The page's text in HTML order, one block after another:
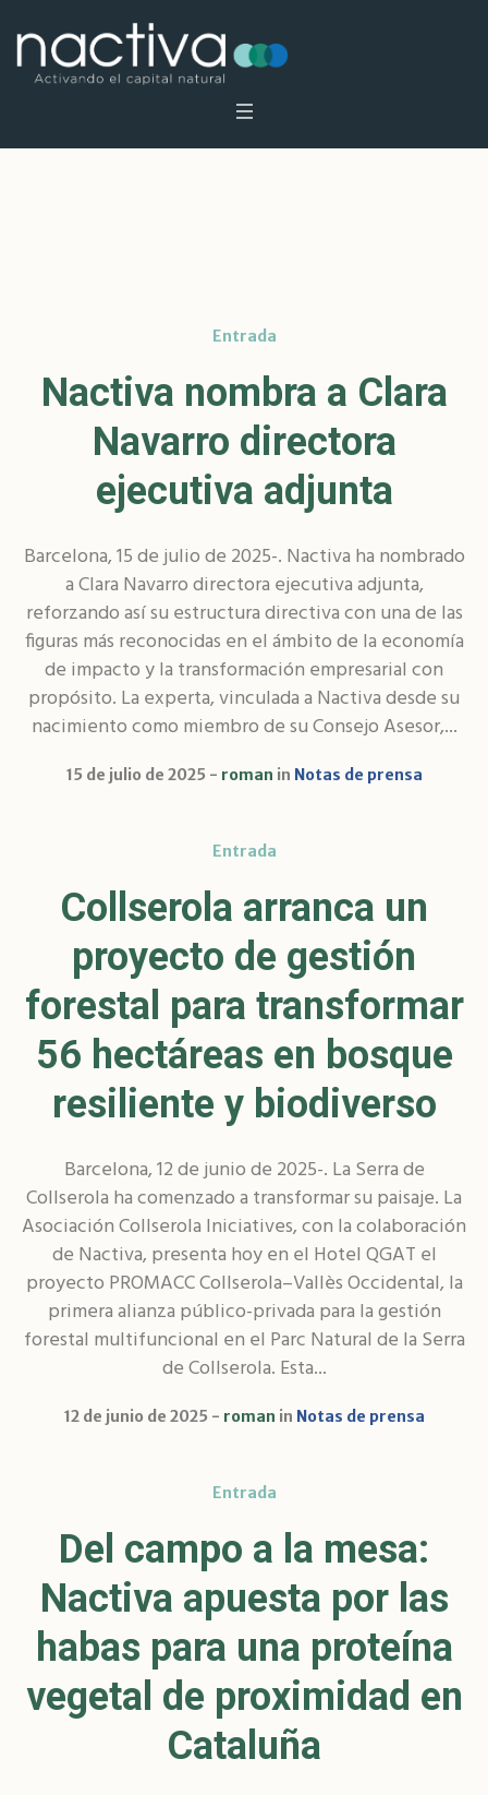
Entrada
Nactiva nombra a Clara
Navarro directora
ejecutiva adjunta
Barcelona, 15 de julio de 2025-. Nactiva ha nombrado
a Clara Navarro directora ejecutiva adjunta,
reforzando así su estructura directiva con una de las
figuras más reconocidas en el ámbito de la economía
de impacto y la transformación empresarial con
propósito. La experta, vinculada a Nactiva desde su
nacimiento como miembro de su Consejo Asesor,...
15 de julio de 2025 roman in Notas de prensa
Entrada
Collserola arranca un
proyecto de gestión
forestal para transformar
56 hectáreas en bosque
resiliente y biodiverso
Barcelona, 12 de junio de 2025-. La Serra de
Collserola ha comenzado a transformar su paisaje. La
Asociación Collserola Iniciatives, con la colaboración
de Nactiva, presenta hoy en el Hotel QGAT el
proyecto PROMACC Collserola–Vallès Occidental, la
primera alianza público-privada para la gestión
forestal multifuncional en el Parc Natural de la Serra
de Collserola. Esta...
12 de junio de 2025 roman in Notas de prensa
Entrada
Del campo a la mesa:
Nactiva apuesta por las
habas para una proteína
vegetal de proximidad en
Cataluña